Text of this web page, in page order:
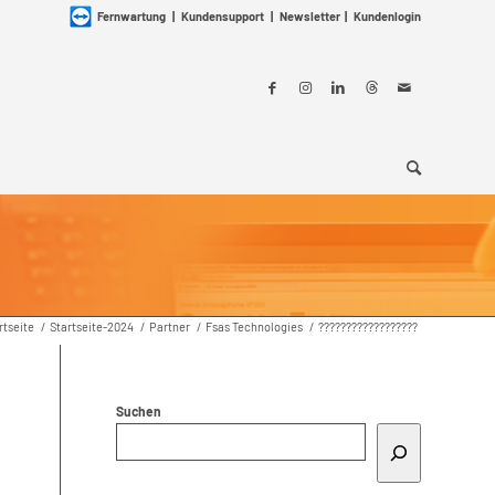
Fernwartung | Kundensupport | Newsletter | Kundenlogin
/ Startseite-2024 / Partner / Fsas Technologies / ??????????????????
Suchen